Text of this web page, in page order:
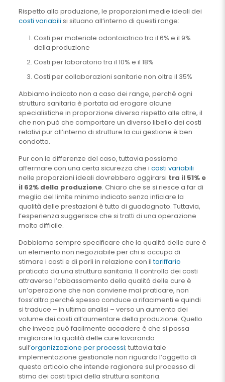
Rispetto alla produzione, le proporzioni medie ideali dei
costi variabili si situano all’interno di questi range:
Costi per materiale odontoiatrico tra il 6% e il 9%
della produzione
Costi per laboratorio tra il 10% e il 18%
Costi per collaborazioni sanitarie non oltre il 35%
Abbiamo indicato non a caso dei range, perché ogni
struttura sanitaria è portata ad erogare alcune
specialistiche in proporzione diversa rispetto alle altre, il
che non può che comportare un diverso libello dei costi
relativi pur all’interno di strutture la cui gestione è ben
condotta.
Pur con le differenze del caso, tuttavia possiamo
affermare con una certa sicurezza che i costi variabili
nelle proporzioni ideali dovrebbero aggirarsi tra il 51% e
il 62% della produzione. Chiaro che se si riesce a far di
meglio del limite minimo indicato senza inficiare la
qualità delle prestazioni è tutto di guadagnato. Tuttavia,
l’esperienza suggerisce che si tratti di una operazione
molto difficile.
Dobbiamo sempre specificare che la qualità delle cure è
un elemento non negoziabile per chi si occupa di
stimare i costi e di porli in relazione con iltariffario
praticato da una struttura sanitaria. Il controllo dei costi
attraverso l’abbassamento della qualità delle cure è
un’operazione che non conviene mai praticare, non
foss’altro perché spesso conduce a rifacimenti e quindi
si traduce – in ultima analisi – verso un aumento dei
volume dei costi all’aumentare della produzione. Quello
che invece può facilmente accadere è che si possa
migliorare la qualità delle cure lavorando
sull’organizzazione per processi; tuttavia tale
implementazione gestionale non riguarda l’oggetto di
questo articolo che intende ragionare sul processo di
stima dei costi tipici della struttura sanitaria.